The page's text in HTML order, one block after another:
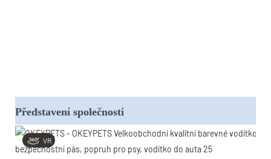
Představení společnosti
VR